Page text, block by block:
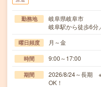
勤務地
岐阜県岐阜市
岐阜駅から徒歩6
曜日頻度 月～金
時間 9:00～17:00
期間
2026/8/24～長期
OK！